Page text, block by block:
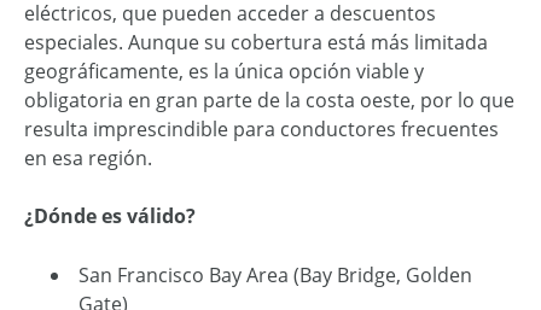
eléctricos, que pueden acceder a descuentos
especiales. Aunque su cobertura está más limitada
geográficamente, es la única opción viable y
obligatoria en gran parte de la costa oeste, por lo que
resulta imprescindible para conductores frecuentes
en esa región.
¿Dónde es válido?
San Francisco Bay Area (Bay Bridge, Golden
Gate)